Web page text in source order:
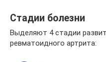
Стадии болезни
Выделяют 4 стадии
ревматоидного артрита: